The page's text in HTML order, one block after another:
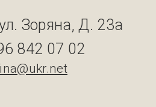
Зоряна, Д. 23а
842 07 02